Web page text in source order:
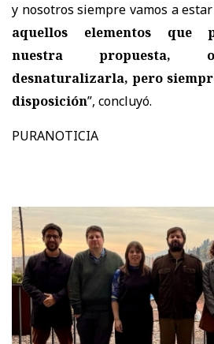
y nosotros siempre vamos a
aquellos elementos que
nuestra propuesta,
desnaturalizarla, pero
disposición”, concluyó.
PURANOTICIA